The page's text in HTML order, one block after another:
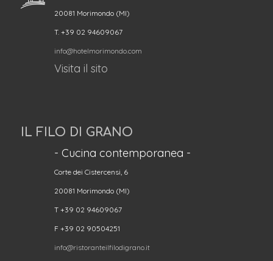
20081 Morimondo (MI)
T. +39 02 94609067
info@hotelmorimondo.com
Visita il sito
IL FILO DI GRANO
- Cucina contemporanea -
Corte dei Cistercensi, 6
20081 Morimondo (MI)
T +39 02 94609067
F +39 02 90504251
info@ristoranteilfilodigrano.it